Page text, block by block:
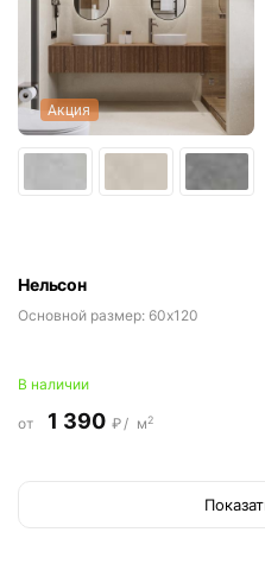
Акция
Нельсон
Основной размер: 60x120
В наличии
от 1 390 ₽/ м2